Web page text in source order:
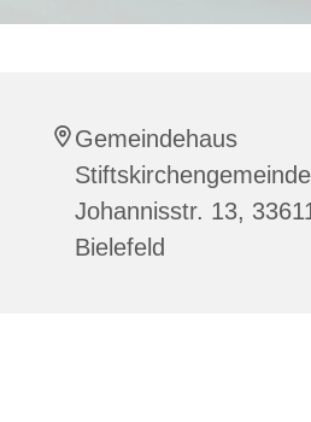
Gemeindehaus
Johannisstr. 13,
Bielefeld